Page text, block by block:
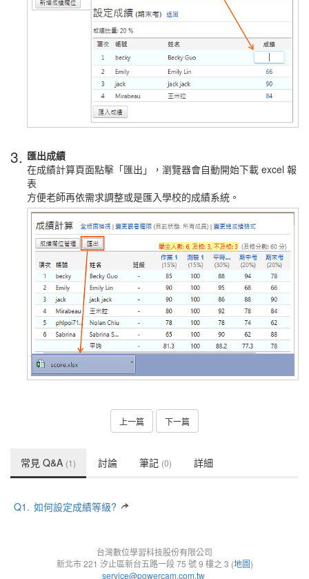
3. 匯出成績
在成績計算頁面點擊「匯出」，瀏覽器會自動開始下載 excel 報
表
方便老師再依需求調整或是匯入學校的成績系統。
上一篇 下一篇
常見 Q&A (1) 討論 筆記 (0) 詳細
Q1. 如何設定成績等級?
台灣數位學習科技股份有限公司
新北市 221 汐止區新台五路一段 75 號 9 樓之 3 (地圖)
service@powercam.com.tw